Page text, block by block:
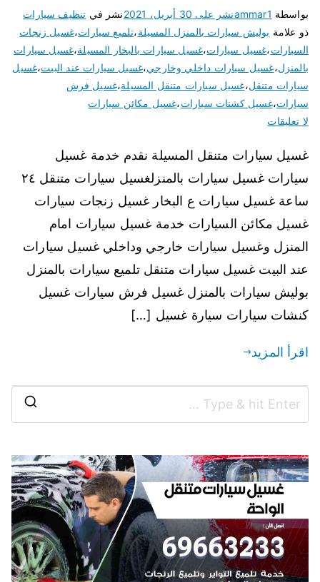
بواسطة ammar1نشر على 30 أبريل، 2021 نشر في تنظيف سيارات
ذو علامة بوليش سيارات بالمنزل المسيلة،تلميع سيارات،غسيل زنجات
السيارات،غسيل سيارات،غسيل سيارات بالبخار المسيلة،غسيل سيارات
بالمنزل،غسيل سيارات داخلي وخارجي،غسيل سيارات عند البيت،غسيل
سيارات متنقل،غسيل سيارات متنقل المسيلة،غسيل فرش
سيارات،غسيل كشنات سيارات،غسيل مكائن سيارات
لا تعليقات
غسيل سيارات متنقل المسيلة نقدم خدمة غسيل
سيارات غسيل سيارات بالمنزلغسيل سيارات متنقل ٢٤
ساعة غسيل سيارات ع البخار غسيل زنجات سيارات
غسيل مكائن السيارات خدمة غسيل سيارات امام
المنزل وغسيل سيارات خارجي وداخلي غسيل سيارات
عند البيت غسيل سيارات متنقل تلميع سيارات بالمنزل
بوليش سيارات بالمنزل غسيل فرش سيارات غسيل
كنشات سيارات سيارة غسيل […]
اقرأ المزيد